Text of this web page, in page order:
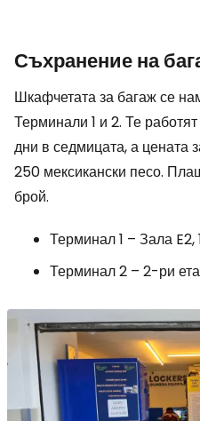
Съхранение на
Шкафчетата за багаж се
Терминали 1 и 2. Те
дни в седмицата, а цената
250 мексикански песо.
брой.
Терминал 1 – Зала E2,
Терминал 2 – 2-ри